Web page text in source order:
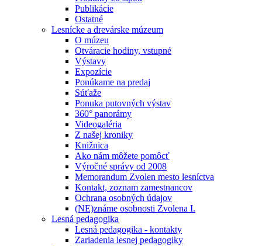
Publikácie
Ostatné
Lesnícke a drevárske múzeum
O múzeu
Otváracie hodiny, vstupné
Výstavy
Expozície
Ponúkame na predaj
Súťaže
Ponuka putovných výstav
360° panorámy
Videogaléria
Z našej kroniky
Knižnica
Ako nám môžete pomôcť
Výročné správy od 2008
Memorandum Zvolen mesto lesníctva
Kontakt, zoznam zamestnancov
Ochrana osobných údajov
(NE)známe osobnosti Zvolena I.
Lesná pedagogika
Lesná pedagogika - kontakty
Zariadenia lesnej pedagogiky